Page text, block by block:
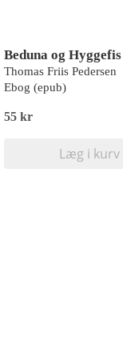
Thomas Friis Pedersen
Ebog (epub)
55 kr
Læg i kurv